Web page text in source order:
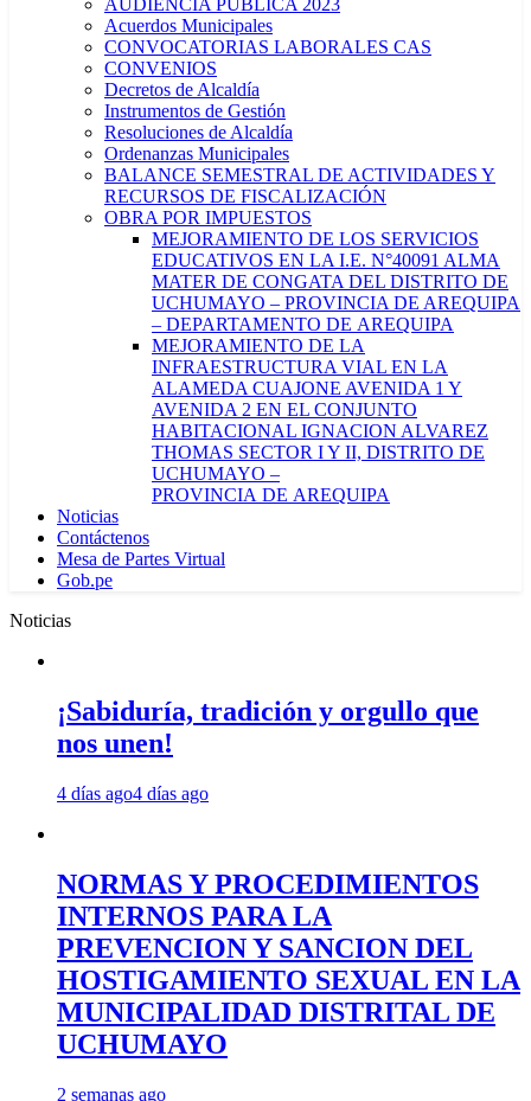
AUDIENCIA PÚBLICA 2023
Acuerdos Municipales
CONVOCATORIAS LABORALES CAS
CONVENIOS
Decretos de Alcaldía
Instrumentos de Gestión
Resoluciones de Alcaldía
Ordenanzas Municipales
BALANCE SEMESTRAL DE ACTIVIDADES Y
RECURSOS DE FISCALIZACIÓN
OBRA POR IMPUESTOS
MEJORAMIENTO DE LOS SERVICIOS
EDUCATIVOS EN LA I.E. N°40091 ALMA
MATER DE CONGATA DEL DISTRITO DE
UCHUMAYO – PROVINCIA DE AREQUIPA
– DEPARTAMENTO DE AREQUIPA
MEJORAMIENTO DE LA
INFRAESTRUCTURA VIAL EN LA
ALAMEDA CUAJONE AVENIDA 1 Y
AVENIDA 2 EN EL CONJUNTO
HABITACIONAL IGNACION ALVAREZ
THOMAS SECTOR I Y II, DISTRITO DE
UCHUMAYO –
PROVINCIA DE AREQUIPA
Noticias
Contáctenos
Mesa de Partes Virtual
Gob.pe
Noticias
¡Sabiduría, tradición y orgullo que
nos unen!
4 días ago4 días ago
NORMAS Y PROCEDIMIENTOS
INTERNOS PARA LA
PREVENCION Y SANCION DEL
HOSTIGAMIENTO SEXUAL EN LA
MUNICIPALIDAD DISTRITAL DE
UCHUMAYO
2 semanas ago